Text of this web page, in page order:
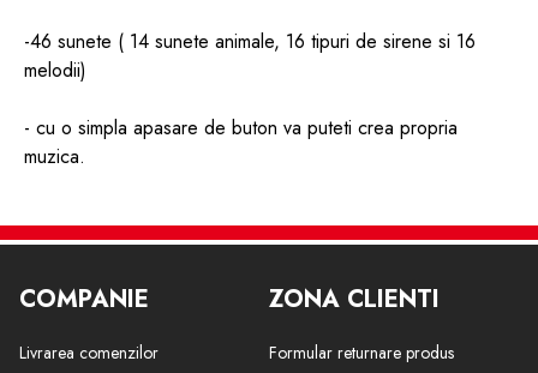
-46 sunete ( 14 sunete animale, 16 tipuri de sirene si 16
melodii)
- cu o simpla apasare de buton va puteti crea propria
muzica.
COMPANIE
Livrarea comenzilor
ZONA CLIENTI
Formular returnare produs